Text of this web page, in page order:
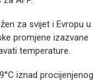
za svijet i Evropu u
promjene izazvane
temperature.
iznad procijenjenog